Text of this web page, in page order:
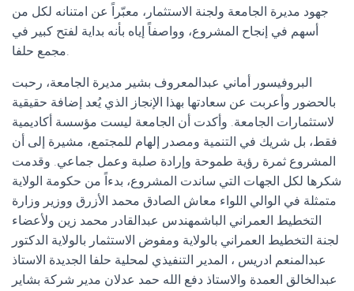
جهود مديرة الجامعة ولجنة الاستثمار، معبّراً عن امتنانه لكل من
أسهم في إنجاح المشروع، وواصفاً إياه بأنه بداية لفتح كبير في
مجمع حلفا.
البروفيسور أماني عبدالمعروف بشير مديرة الجامعة، رحبت
بالحضور وأعربت عن سعادتها بهذا الإنجاز الذي يُعد إضافة حقيقية
لاستثمارات الجامعة. وأكدت أن الجامعة ليست مؤسسة أكاديمية
فقط، بل شريك في التنمية ومصدر إلهام للمجتمع، مشيرة إلى أن
المشروع ثمرة رؤية طموحة وإرادة صلبة وعمل جماعي. وقدمت
شكرها لكل الجهات التي ساندت المشروع، بدءاً من حكومة الولاية
متمثلة في الوالي اللواء معاش الصادق محمد الأزرق ووزير وزارة
التخطيط العمراني الباشمهندس عبدالقادر محمد زين ولأعضاء
لجنة التخطيط العمراني بالولاية ومفوض الاستثمار بالولاية الدكتور
عبدالمنعم ادريس ، المدير التنفيذي لمحلية حلفا الجديدة الاستاذ
عبدالخالق العمدة والاستاذ دفع الله حمد عدلان مدير شركة بشاير